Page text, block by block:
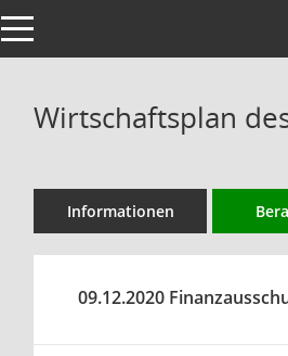
Toggle navigation
Wirtschaftsplan
Informationen
09.12.2020